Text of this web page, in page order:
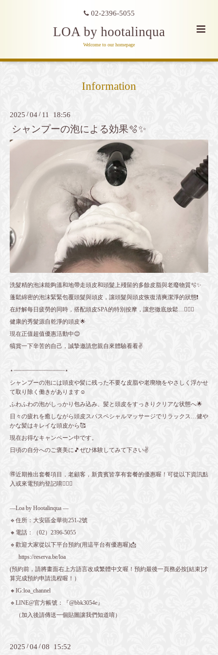
02-2396-5055
LOA by hootalinqua
Welcome to our homepage
Information
2025 /04 / 11 18:56
シャンプーの泡による効果🫧✨
洗髮精的泡沫能夠溫和地帶走頭皮和頭髮上殘留的多餘皮脂與老廢物質🫧✨
蓬鬆綿密的泡沫緊緊包覆頭髮與頭皮，讓頭髮與頭皮恢復清爽潔淨的狀態❗️
在紓解每日疲勞的同時，搭配頭皮SPA的特別按摩，讓您徹底放鬆…🧖🏼‍♀️
健康的秀髮源自乾淨的頭皮🌟
現在正值超值優惠活動中😊
犒賞一下辛苦的自己，誠摯邀請您親自來體驗看看✌️
⋆┈┈┈┈┈┈┈┈┈┈┈┈┈┈┈⋆
シャンプーの泡には頭皮や髪に残った不要な皮脂や老廃物をやさしく浮かせ
て取り除く働きがあります☺️
ふわふわの泡がしっかり包み込み、髪と頭皮をすっきりクリアな状態へ🌟
日々の疲れを癒しながら頭皮スパスペシャルマッサージでリラックス…健や
かな髪はキレイな頭皮から🥰
現在お得なキャンペーン中です。
日頃の自分へのご褒美に🎵ぜひ体験してみて下さい✌️
🉐近期推出套餐項目，老顧客，新貴賓皆享有套餐的優惠喔！可從以下資訊點
入或來電預約登記唷💁🏻‍♀️
—Loa by Hootalinqua —
🔹住所：大安區金華街251-2號
🔸電話：（02）2396-5055
🔹歡迎大家從以下平台預約(用這平台有優惠喔)📩
https://reserva.be/loa
(預約前，請將畫面右上方語言改成繁體中文喔！預約最後一頁務必按[結束]才
算完成預約申請流程喔！）
🔸IG:loa_channel
🔹LINE@官方帳號：『@bbk3054e』
（加入後請傳送一個貼圖讓我們知道唷）
2025 /04 /08 15:52